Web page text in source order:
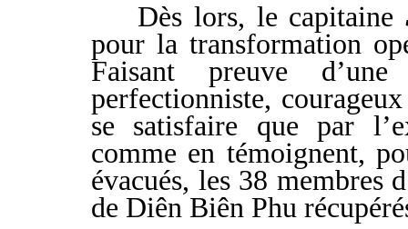
Dès lors, le capitaine
pour la transformation
Faisant preuve
perfectionniste,
se satisfaire que par
comme en témoignent,
évacués, les 38 membres
de Diên Biên Phu